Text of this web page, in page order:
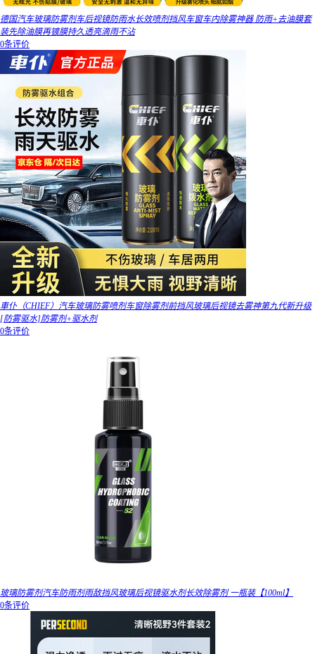
德国汽车玻璃防雾剂车后视镜防雨水长效喷剂挡风车窗车内除雾神器 防雨+去油膜套
装先除油膜再镀膜持久透亮滴雨不沾
0条评价
車仆（CHIEF）汽车玻璃防雾喷剂车窗除雾剂前挡风玻璃后视镜去雾神第九代新升级
[防雾驱水]防雾剂+驱水剂
0条评价
玻璃防雾剂汽车防雨剂雨敌挡风玻璃后视镜驱水剂长效除雾剂 一瓶装【100ml】
0条评价